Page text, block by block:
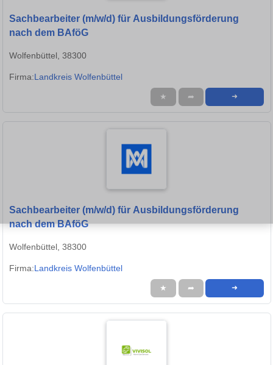
Sachbearbeiter (m/w/d) für Ausbildungsförderung
nach dem BAföG
Wolfenbüttel, 38300
Firma:Landkreis Wolfenbüttel
★ ➦ ➜
Sachbearbeiter (m/w/d) für Ausbildungsförderung
nach dem BAföG
Wolfenbüttel, 38300
Firma:Landkreis Wolfenbüttel
★ ➦ ➜